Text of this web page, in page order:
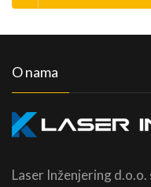
O nama
Laser Inženjering